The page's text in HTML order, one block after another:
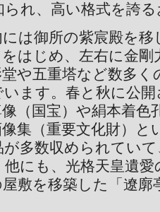
られ、高い格式を誇
は御所の紫宸殿を移
はじめ、左右に金剛
や五重塔など数多く
います。春と秋に公
（国宝）や絹本着色
集（重要文化財）と
が多数収められてい
にも、光格天皇遺愛
敷を移築した「遼廓